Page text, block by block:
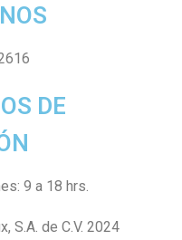
DE
9 a 18 hrs.
S.A. de C.V. 2024